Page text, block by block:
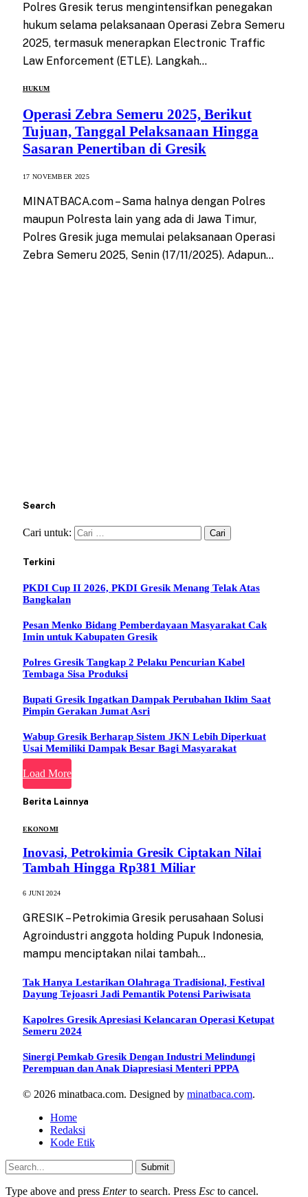
Polres Gresik terus mengintensifkan penegakan
hukum selama pelaksanaan Operasi Zebra Semeru
2025, termasuk menerapkan Electronic Traffic
Law Enforcement (ETLE). Langkah…
HUKUM
Operasi Zebra Semeru 2025, Berikut
Tujuan, Tanggal Pelaksanaan Hingga
Sasaran Penertiban di Gresik
17 NOVEMBER 2025
MINATBACA.com – Sama halnya dengan Polres
maupun Polresta lain yang ada di Jawa Timur,
Polres Gresik juga memulai pelaksanaan Operasi
Zebra Semeru 2025, Senin (17/11/2025). Adapun…
Search
Cari untuk:
Terkini
PKDI Cup II 2026, PKDI Gresik Menang Telak Atas
Bangkalan
Pesan Menko Bidang Pemberdayaan Masyarakat Cak
Imin untuk Kabupaten Gresik
Polres Gresik Tangkap 2 Pelaku Pencurian Kabel
Tembaga Sisa Produksi
Bupati Gresik Ingatkan Dampak Perubahan Iklim Saat
Pimpin Gerakan Jumat Asri
Wabup Gresik Berharap Sistem JKN Lebih Diperkuat
Usai Memiliki Dampak Besar Bagi Masyarakat
Load More
Berita Lainnya
EKONOMI
Inovasi, Petrokimia Gresik Ciptakan Nilai
Tambah Hingga Rp381 Miliar
6 JUNI 2024
GRESIK – Petrokimia Gresik perusahaan Solusi
Agroindustri anggota holding Pupuk Indonesia,
mampu menciptakan nilai tambah…
Tak Hanya Lestarikan Olahraga Tradisional, Festival
Dayung Tejoasri Jadi Pemantik Potensi Pariwisata
Kapolres Gresik Apresiasi Kelancaran Operasi Ketupat
Semeru 2024
Sinergi Pemkab Gresik Dengan Industri Melindungi
Perempuan dan Anak Diapresiasi Menteri PPPA
© 2026 minatbaca.com. Designed by minatbaca.com.
Home
Redaksi
Kode Etik
Submit
Type above and press Enterto search. Press Esc to cancel.